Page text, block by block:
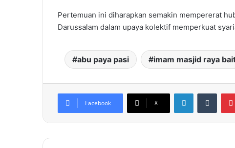
Pertemuan ini diharapkan semakin mempererat
Darussalam dalam upaya kolektif memperkuat
abu paya pasi imam masjid raya
Facebook X
LinkedIn